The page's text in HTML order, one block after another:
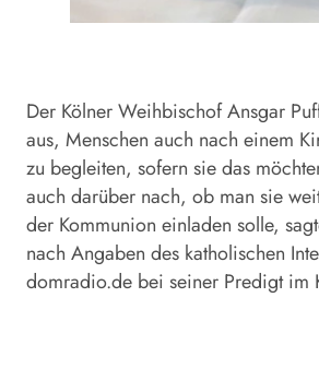
Der Kölner Weihbischof Ansgar
aus, Menschen auch nach einem
zu begleiten, sofern sie das
auch darüber nach, ob man sie
der Kommunion einladen solle,
nach Angaben des katholischen
domradio.de bei seiner Predigt im